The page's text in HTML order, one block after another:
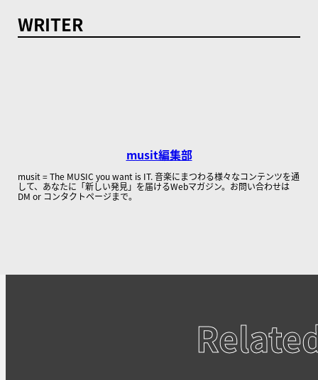
WRITER
musit編集部
musit = The MUSIC you want is IT. 音楽にまつわる様々なコンテンツを通
して、あなたに「新しい発見」を届けるWebマガジン。お問い合わせは
DM or コンタクトページまで。